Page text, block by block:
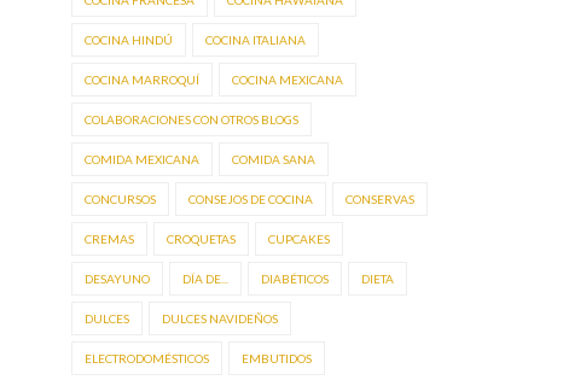
COCINA HINDÚ COCINA ITALIANA
COCINA MARROQUÍ COCINA MEXICANA
COLABORACIONES CON OTROS BLOGS
COMIDA MEXICANA COMIDA SANA
CONCURSOS CONSEJOS DE COCINA CONSERVAS
CREMAS CROQUETAS CUPCAKES
DESAYUNO DÍA DE... DIABÉTICOS DIETA
DULCES DULCES NAVIDEÑOS
ELECTRODOMÉSTICOS EMBUTIDOS